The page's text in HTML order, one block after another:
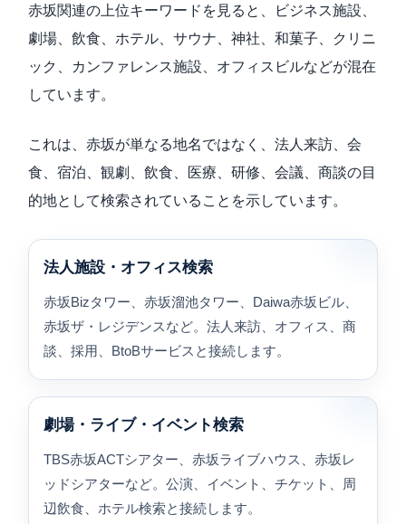
赤坂関連の上位キーワードを見ると、ビジネス施設、
劇場、飲食、ホテル、サウナ、神社、和菓子、クリニ
ック、カンファレンス施設、オフィスビルなどが混在
しています。
これは、赤坂が単なる地名ではなく、法人来訪、会
食、宿泊、観劇、飲食、医療、研修、会議、商談の目
的地として検索されていることを示しています。
法人施設・オフィス検索
赤坂Bizタワー、赤坂溜池タワー、Daiwa赤坂ビル、
赤坂ザ・レジデンスなど。法人来訪、オフィス、商
談、採用、BtoBサービスと接続します。
劇場・ライブ・イベント検索
TBS赤坂ACTシアター、赤坂ライブハウス、赤坂レ
ッドシアターなど。公演、イベント、チケット、周
辺飲食、ホテル検索と接続します。